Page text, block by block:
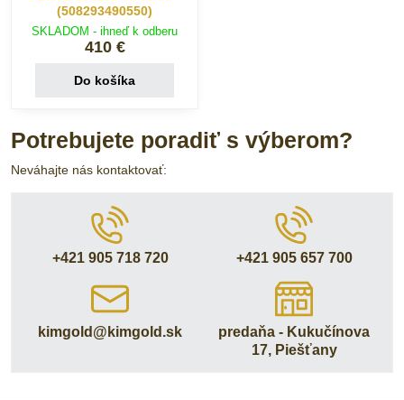
(508293490550)
SKLADOM - ihneď k odberu
410 €
Do košíka
Potrebujete poradiť s výberom?
Neváhajte nás kontaktovať:
+421 905 718 720 +421 905 657 700
kimgold​@kimgold​.sk
predaňa - Kukučínova
17, Piešťany